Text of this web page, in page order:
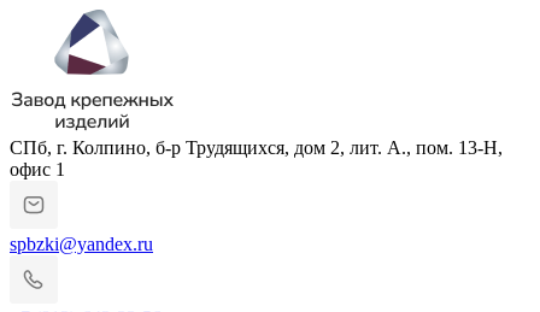
СПб, г. Колпино, б-р Трудящихся, дом 2, лит. А., пом. 13-Н,
офис 1
spbzki@yandex.ru